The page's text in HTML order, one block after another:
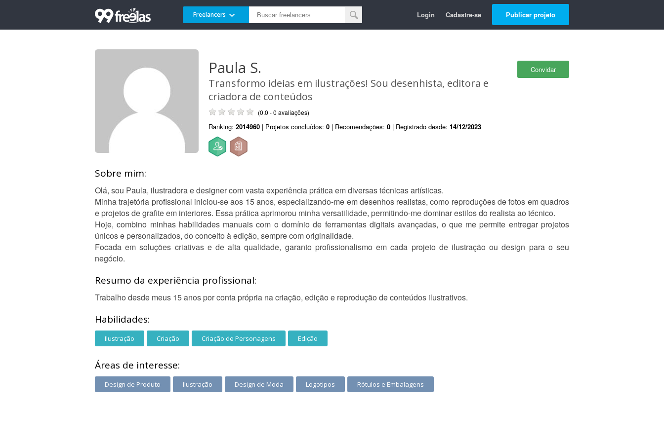
Freelancers Login Cadastre-se Publicar projeto
Convidar
Paula S.
Transformo ideias em ilustrações! Sou desenhista, editora e
criadora de conteúdos
(0.0 - 0 avaliações)
Ranking: 2014960 | Projetos concluídos: 0 | Recomendações: 0 | Registrado desde: 14/12/2023
Sobre mim:
Olá, sou Paula, ilustradora e designer com vasta experiência prática em diversas técnicas artísticas.
Minha trajetória profissional iniciou-se aos 15 anos, especializando-me em desenhos realistas, como reproduções de fotos em quadros
e projetos de grafite em interiores. Essa prática aprimorou minha versatilidade, permitindo-me dominar estilos do realista ao técnico.
Hoje, combino minhas habilidades manuais com o domínio de ferramentas digitais avançadas, o que me permite entregar projetos
únicos e personalizados, do conceito à edição, sempre com originalidade.
Focada em soluções criativas e de alta qualidade, garanto profissionalismo em cada projeto de ilustração ou design para o seu
negócio.
Resumo da experiência profissional:
Trabalho desde meus 15 anos por conta própria na criação, edição e reprodução de conteúdos ilustrativos.
Habilidades:
Ilustração Criação Criação de Personagens Edição
Áreas de interesse:
Design de Produto Ilustração Design de Moda Logotipos Rótulos e Embalagens